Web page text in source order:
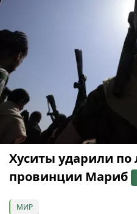
Хуситы ударили
провинции Мариб
МИР